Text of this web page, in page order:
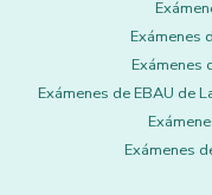
Exámenes
Exámenes
Exámenes de EBAU de
Exámenes